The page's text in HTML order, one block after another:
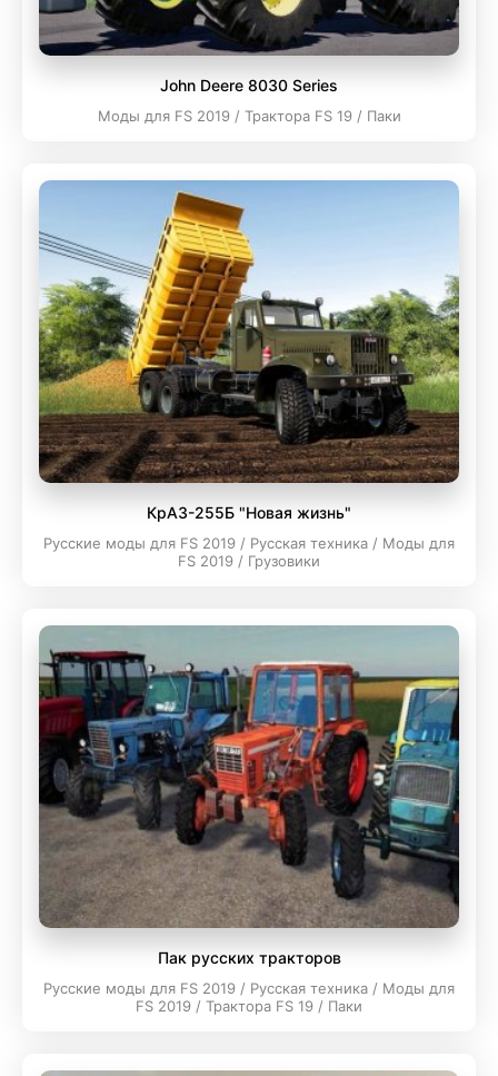
John Deere 8030 Series
Моды для FS 2019 / Трактора FS 19 / Паки
КрАЗ-255Б "Новая жизнь"
Русские моды для FS 2019 / Русская техника / Моды для
FS 2019 / Грузовики
Пак русских тракторов
Русские моды для FS 2019 / Русская техника / Моды для
FS 2019 / Трактора FS 19 / Паки